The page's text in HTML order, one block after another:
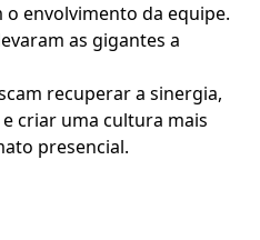
o envolvimento da equipe.
as gigantes a
recuperar a sinergia,
criar uma cultura mais
presencial.